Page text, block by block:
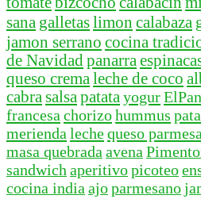
sana galletaslimon calabaza
jamon serrano cocina
de Navidad panarra
queso crema leche de coco
cabra salsa patata yogur
francesa chorizohummus
merienda lechequeso
masa quebrada avena
sandwich aperitivopicoteo
cocina india ajoparmesano